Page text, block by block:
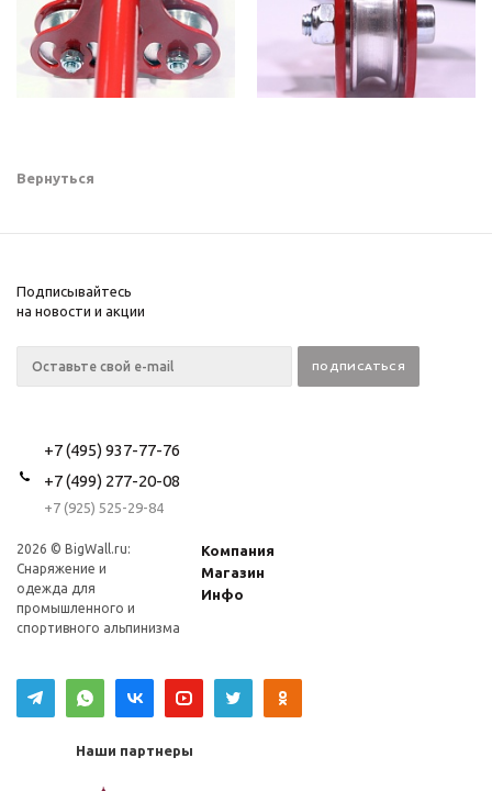
Вернуться
Подписывайтесь
на новости и акции
+7 (495) 937-77-76
+7 (499) 277-20-08
+7 (925) 525-29-84
2026 © BigWall.ru:
Снаряжение и
одежда для
промышленного и
спортивного альпинизма
Компания
Магазин
Инфо
Наши партнеры